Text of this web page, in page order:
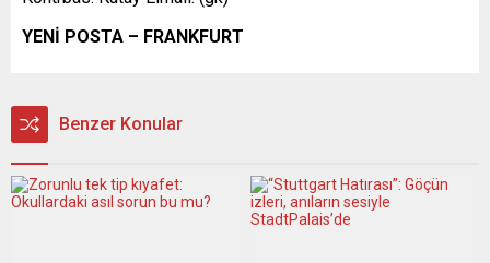
YENİ POSTA – FRANKFURT
Benzer Konular